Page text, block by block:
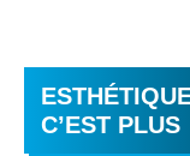
C’EST PLUS